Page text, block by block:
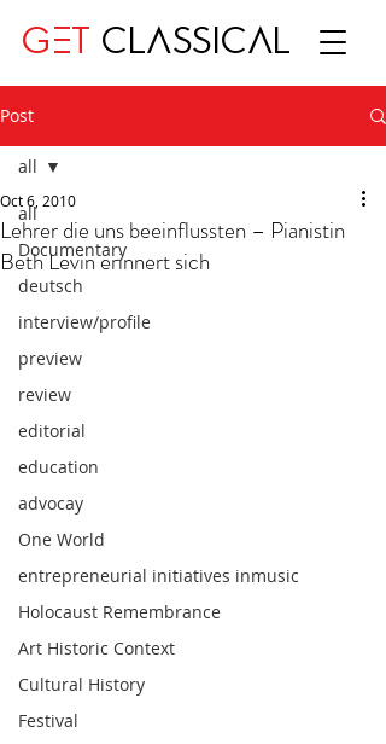
GET CLASSICAL
Post
all
Documentary
deutsch
interview/profile
preview
review
editorial
education
advocay
One World
entrepreneurial initiatives inmusic
Holocaust Remembrance
Art Historic Context
Cultural History
Festival
all
Lehrer die uns beeinflussten – Pianistin
Beth Levin erinnert sich
Oct 6, 2010